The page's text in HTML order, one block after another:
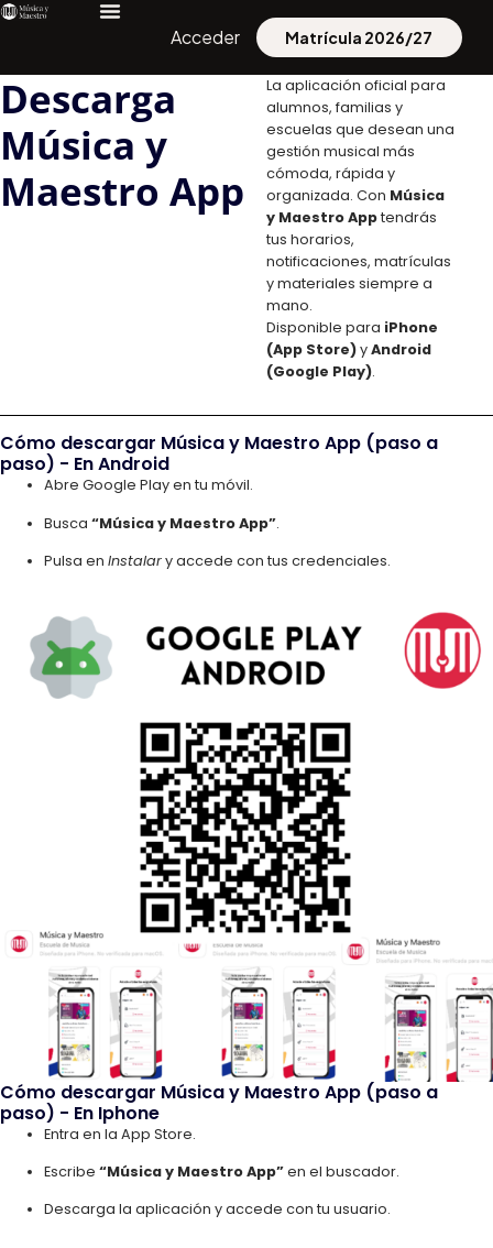
Acceder Matrícula 2026/27
Descarga
Música y
Maestro App
La aplicación oficial para
alumnos, familias y
escuelas que desean una
gestión musical más
cómoda, rápida y
organizada. Con Música
y Maestro Apptendrás
tus horarios,
notificaciones, matrículas
y materiales siempre a
mano.
Disponible para iPhone
(App Store)yAndroid
(Google Play).
Cómo descargar Música y Maestro App (paso a
paso) - En Android
Abre Google Play en tu móvil.
Busca “Música y Maestro App”.
Pulsa en Instalary accede con tus credenciales.
Cómo descargar Música y Maestro App (paso a
paso) - En Iphone
Entra en la App Store.
Escribe “Música y Maestro App”en el buscador.
Descarga la aplicación y accede con tu usuario.